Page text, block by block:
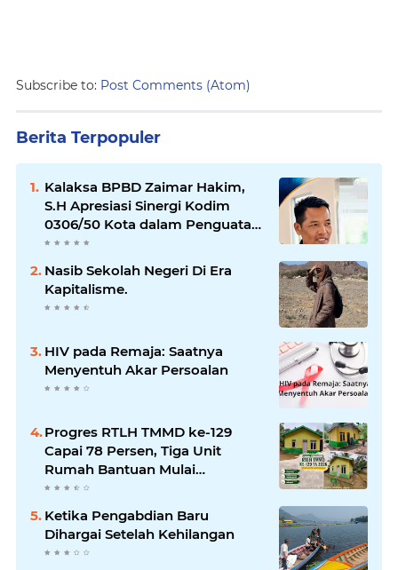
Subscribe to: Post Comments (Atom)
Berita Terpopuler
Kalaksa BPBD Zaimar Hakim,
S.H Apresiasi Sinergi Kodim
0306/50 Kota dalam Penguatan
Mitigasi dan Penanganan
Bencana
Nasib Sekolah Negeri Di Era
Kapitalisme.
HIV pada Remaja: Saatnya
Menyentuh Akar Persoalan
Progres RTLH TMMD ke-129
Capai 78 Persen, Tiga Unit
Rumah Bantuan Mulai
Rampung
Ketika Pengabdian Baru
Dihargai Setelah Kehilangan